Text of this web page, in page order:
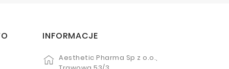
INFORMACJE
Aesthetic Pharma Sp z o.o.,